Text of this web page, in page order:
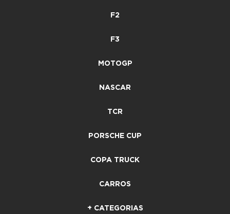
F2
F3
MOTOGP
NASCAR
TCR
PORSCHE CUP
COPA TRUCK
CARROS
+ CATEGORIAS